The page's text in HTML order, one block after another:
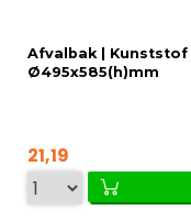
Afvalbak | Kunststof
Ø495x585(h)mm
21,19